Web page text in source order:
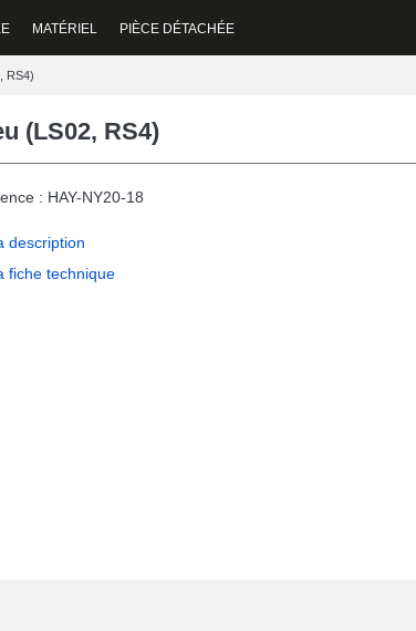
MATÉRIEL PIÈCE DÉTACHÉE
RS4)
(LS02, RS4)
: HAY-NY20-18
description
fiche technique